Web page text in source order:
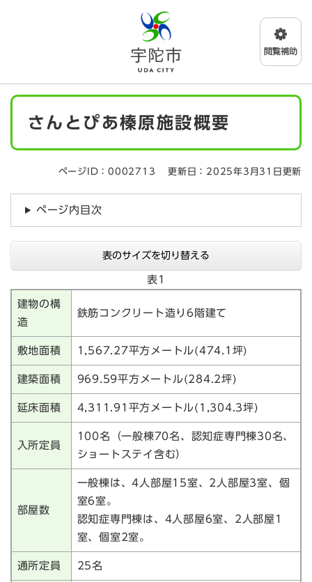
メニューを飛ばして本文へ
本
さんとぴあ榛原施設概要
ページID：0002713 更新日：2025年3月31日更新
ページ内目次
表のサイズを切り替える
表1
建物の構
造
鉄筋コンクリート造り6階建て
敷地面積 1,567.27平方メートル(474.1坪)
建築面積 969.59平方メートル(284.2坪)
延床面積 4,311.91平方メートル(1,304.3坪)
入所定員
100名（一般棟70名、認知症専門棟30名、
ショートステイ含む）
部屋数
一般棟は、4人部屋15室、2人部屋3室、個
室6室。
認知症専門棟は、4人部屋6室、2人部屋1
室、個室2室。
通所定員 25名